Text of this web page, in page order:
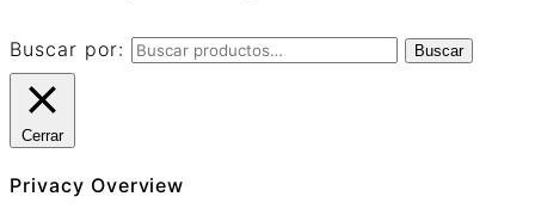
Buscar por: Buscar
Cerrar
Privacy Overview